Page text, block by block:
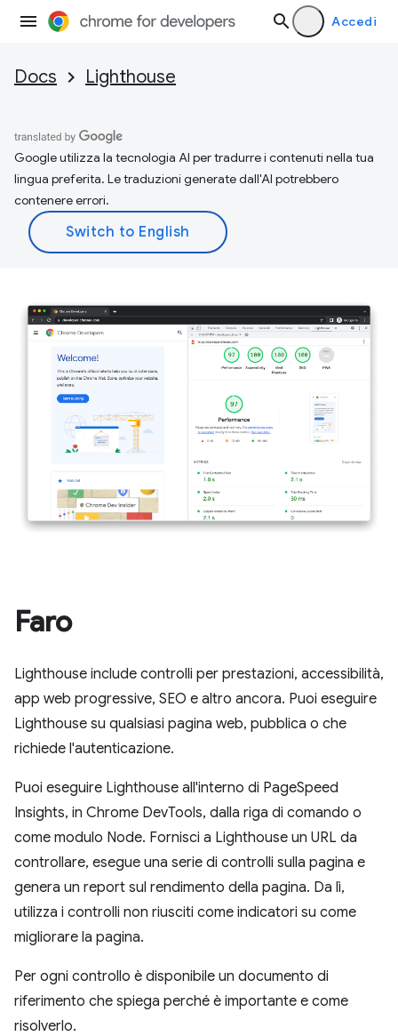
Accedi
Docs Lighthouse
Google utilizza la tecnologia AI per tradurre i contenuti nella tua
lingua preferita. Le traduzioni generate dall'AI potrebbero
contenere errori.
Faro
Lighthouse include controlli per prestazioni, accessibilità,
app web progressive, SEO e altro ancora. Puoi eseguire
Lighthouse su qualsiasi pagina web, pubblica o che
richiede l'autenticazione.
Puoi eseguire Lighthouse all'interno di PageSpeed
Insights, in Chrome DevTools, dalla riga di comando o
come modulo Node. Fornisci a Lighthouse un URL da
controllare, esegue una serie di controlli sulla pagina e
genera un report sul rendimento della pagina. Da lì,
utilizza i controlli non riusciti come indicatori su come
migliorare la pagina.
Per ogni controllo è disponibile un documento di
riferimento che spiega perché è importante e come
risolverlo.